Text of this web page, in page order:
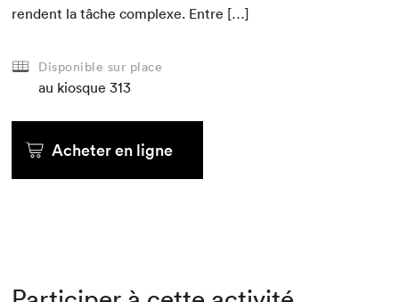
ren­dent la tâche com­plexe. Entre […]
Disponible sur place
au kiosque 313
Acheter en ligne